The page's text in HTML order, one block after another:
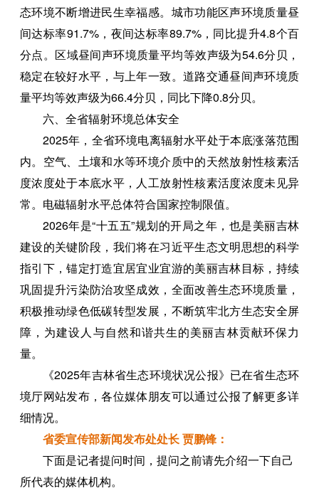
态环境不断增进民生幸福感。城市功能区声环境质量昼
间达标率91.7%，夜间达标率89.7%，同比提升4.8个百
分点。区域昼间声环境质量平均等效声级为54.6分贝，
稳定在较好水平，与上年一致。道路交通昼间声环境质
量平均等效声级为66.4分贝，同比下降0.8分贝。
六、全省辐射环境总体安全
2025年，全省环境电离辐射水平处于本底涨落范围
内。空气、土壤和水等环境介质中的天然放射性核素活
度浓度处于本底水平，人工放射性核素活度浓度未见异
常。电磁辐射水平总体符合国家控制限值。
2026年是“十五五”规划的开局之年，也是美丽吉林
建设的关键阶段，我们将在习近平生态文明思想的科学
指引下，锚定打造宜居宜业宜游的美丽吉林目标，持续
巩固提升污染防治攻坚成效，全面改善生态环境质量，
积极推动绿色低碳转型发展，不断筑牢北方生态安全屏
障，为建设人与自然和谐共生的美丽吉林贡献环保力
量。
《2025年吉林省生态环境状况公报》已在省生态环
境厅网站发布，各位媒体朋友可以通过公报了解更多详
细情况。
省委宣传部新闻发布处处长 贾鹏锋：
下面是记者提问时间，提问之前请先介绍一下自己
所代表的媒体机构。